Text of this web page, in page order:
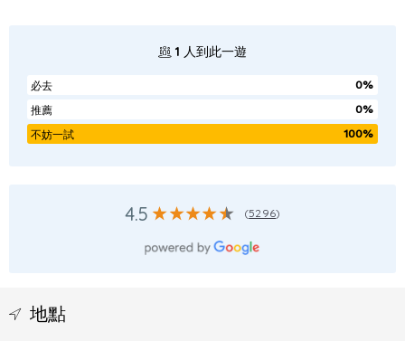
1 人到此一遊
必去
0%
推薦
0%
不妨一試
100%
4.5 (5296)
地點